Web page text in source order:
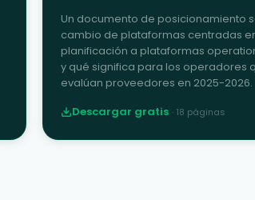
Un documento de posicionamiento
cambio de plataformas centradas
planificación a plataformas
y qué significa para los operadores
evalúan proveedores en 2025-2026.
Descargar gratis · 18 páginas